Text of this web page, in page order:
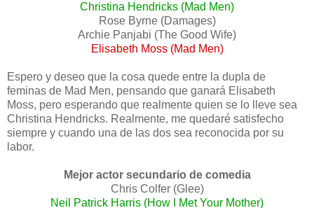
Christina Hendricks (Mad Men)
Rose Byrne (Damages)
Archie Panjabi (The Good Wife)
Elisabeth Moss (Mad Men)
Espero y deseo que la cosa quede entre la dupla de
feminas de Mad Men, pensando que ganará Elisabeth
Moss, pero esperando que realmente quien se lo lleve sea
Christina Hendricks. Realmente, me quedaré satisfecho
siempre y cuando una de las dos sea reconocida por su
labor.
Mejor actor secundario de comedia
Chris Colfer (Glee)
Neil Patrick Harris (How I Met Your Mother)